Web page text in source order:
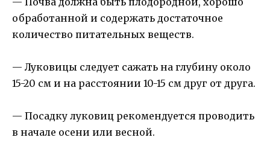
обработанной и содержать достаточное
количество питательных веществ.
— Луковицы следует сажать на глубину около
15-20 см и на расстоянии 10-15 см друг от друга.
— Посадку луковиц рекомендуется проводить
в начале осени или весной.